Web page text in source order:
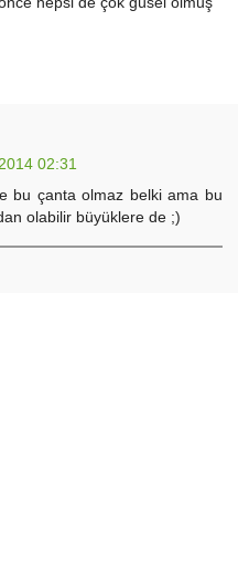
02:31
bu çanta olmaz belki ama bu
olabilir büyüklere de ;)